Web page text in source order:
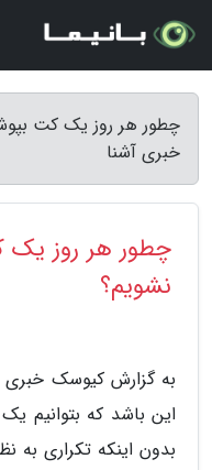
چطور هر روز یک کت
خبری آشنا
چطور هر روز یک
نشویم؟
به گزارش کیوسک خبری
این باشد که بتوانیم
بدون اینکه تکراری به